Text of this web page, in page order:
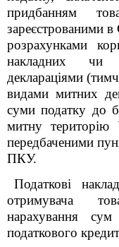
придбанням
зареєстрованими
розрахунками
накладних чи
деклараціями
видами митних
суми податку до
митну територію
передбаченими
ПКУ.
Податкові
отримувача
нарахування
податкового